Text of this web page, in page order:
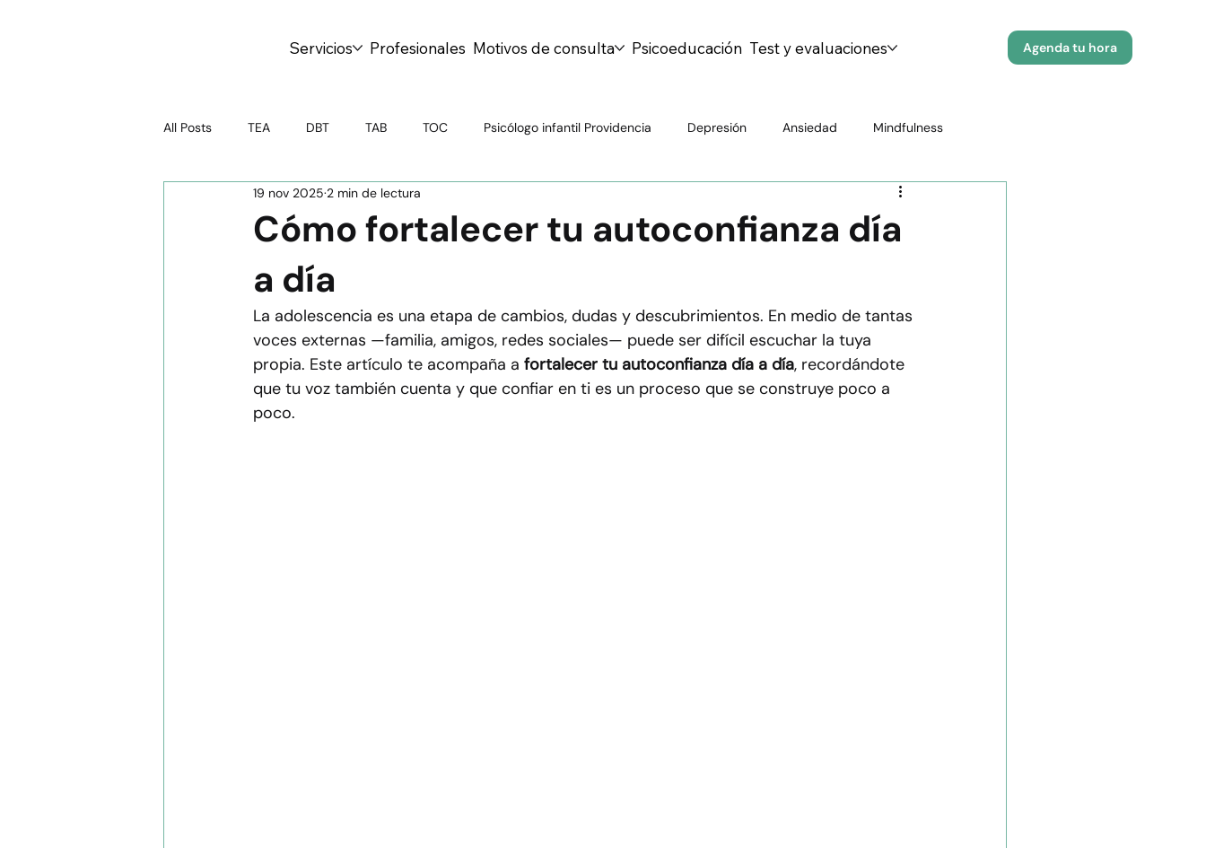
Servicios Profesionales Motivos de consulta Psicoeducación Test y evaluaciones Agenda tu hora
All Posts TEA DBT TAB TOC Psicólogo infantil Providencia Depresión Ansiedad Mindfulness
Psicoterapia Test online Psiquiatría General Prevención del Suicidio
Crianza Saludable
Educación emocional Adolescentes Salud escolar Educación emocional Prevención psicológica
Apoyo emocional
Cómo fortalecer tu autoconfianza día
a día
19 nov 2025 2 min de lectura
La adolescencia es una etapa de cambios, dudas y descubrimientos. En medio de tantas
voces externas —familia, amigos, redes sociales— puede ser difícil escuchar la tuya
propia. Este artículo te acompaña a fortalecer tu autoconfianza día a día, recordándote
que tu voz también cuenta y que confiar en ti es un proceso que se construye poco a
poco.